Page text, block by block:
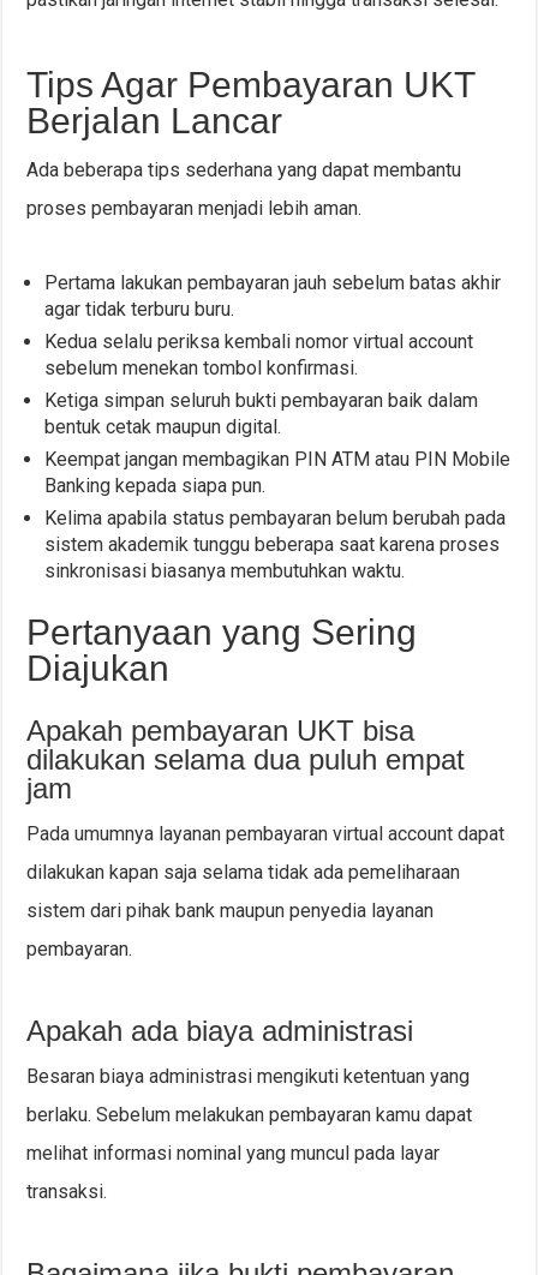
Tips Agar Pembayaran UKT
Berjalan Lancar
Ada beberapa tips sederhana yang dapat membantu
proses pembayaran menjadi lebih aman.
Pertama lakukan pembayaran jauh sebelum batas akhir
agar tidak terburu buru.
Kedua selalu periksa kembali nomor virtual account
sebelum menekan tombol konfirmasi.
Ketiga simpan seluruh bukti pembayaran baik dalam
bentuk cetak maupun digital.
Keempat jangan membagikan PIN ATM atau PIN Mobile
Banking kepada siapa pun.
Kelima apabila status pembayaran belum berubah pada
sistem akademik tunggu beberapa saat karena proses
sinkronisasi biasanya membutuhkan waktu.
Pertanyaan yang Sering
Diajukan
Apakah pembayaran UKT bisa
dilakukan selama dua puluh empat
jam
Pada umumnya layanan pembayaran virtual account dapat
dilakukan kapan saja selama tidak ada pemeliharaan
sistem dari pihak bank maupun penyedia layanan
pembayaran.
Apakah ada biaya administrasi
Besaran biaya administrasi mengikuti ketentuan yang
berlaku. Sebelum melakukan pembayaran kamu dapat
melihat informasi nominal yang muncul pada layar
transaksi.